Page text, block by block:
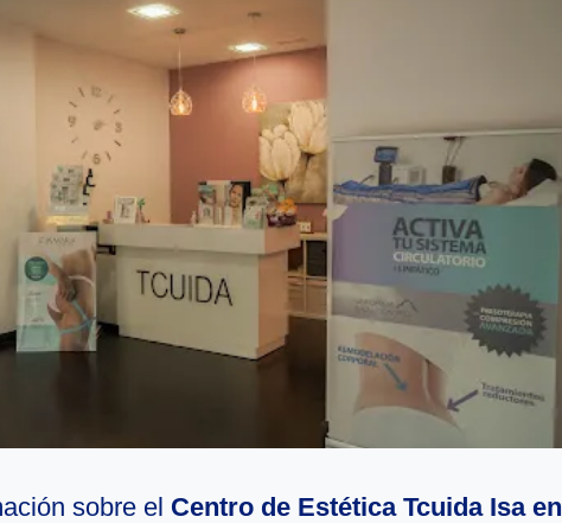
sobre el Centro de Estética Tcuida Isa en